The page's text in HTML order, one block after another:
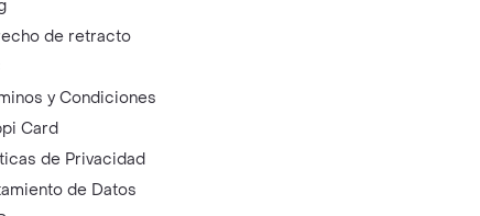
de retracto
y Condiciones
Card
de Privacidad
de Datos